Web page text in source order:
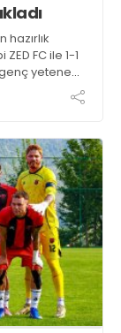
FC ile 1-1
yetenek
önceliğim